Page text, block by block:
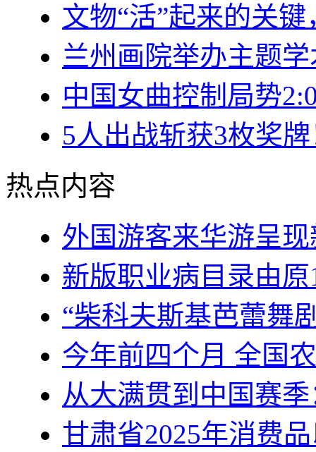
文物“活”起来的关
兰州画院举办主题
中国女曲控制局势
5人出战斩获3枚奖
热点内容
外国游客来华游呈
新版职业病目录由原
“柴科夫斯基芭蕾舞
今年前四个月 全国
从大满贯到中国赛
甘肃省2025年消费